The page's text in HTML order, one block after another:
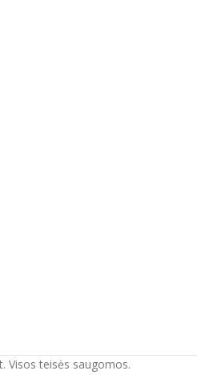
Visos teisės saugomos.